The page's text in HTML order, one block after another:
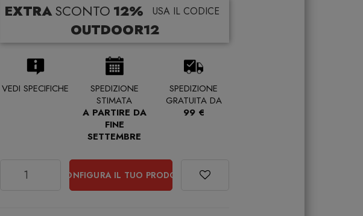
EXTRA SCONTO 12% USA IL CODICE
OUTDOOR12
VEDI SPECIFICHE
SPEDIZIONE
STIMATA
A PARTIRE DA
FINE
SETTEMBRE
SPEDIZIONE
GRATUITA DA
99 €
CONFIGURA IL TUO PRODOTTO